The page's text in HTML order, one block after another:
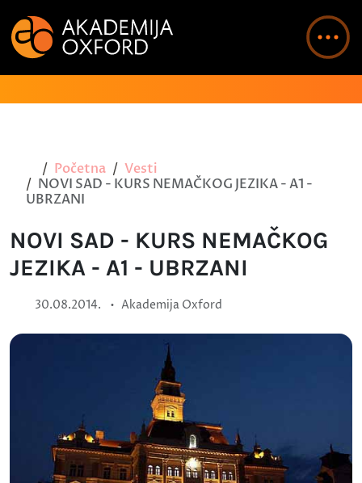
Početna
Vesti
NOVI SAD - KURS NEMAČKOG JEZIKA - A1 -
UBRZANI
NOVI SAD - KURS NEMAČKOG
JEZIKA - A1 - UBRZANI
30.08.2014. • Akademija Oxford